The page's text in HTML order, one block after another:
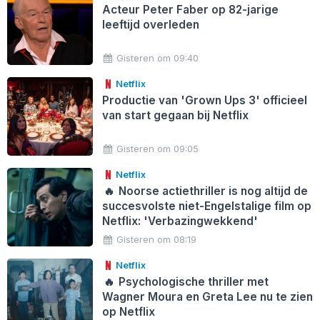
Acteur Peter Faber op 82-jarige
leeftijd overleden
Gisteren om 09:40
Netflix
Productie van 'Grown Ups 3' officieel
van start gegaan bij Netflix
Gisteren om 09:05
Netflix
🔥 Noorse actiethriller is nog altijd de
succesvolste niet-Engelstalige film op
Netflix: 'Verbazingwekkend'
Gisteren om 08:19
Netflix
🔥 Psychologische thriller met
Wagner Moura en Greta Lee nu te zien
op Netflix